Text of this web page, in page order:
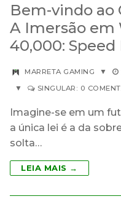
Bem-vindo ao
A Imersão
40,000: Speed
MARRETA GAMING ▼
▼
SINGULAR: 0
Imagine-se em um
a única lei é a da
solta…
LEIA MAIS →